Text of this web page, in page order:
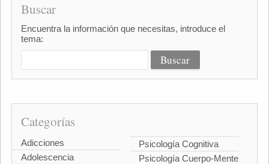
Buscar
Encuentra la información que necesitas, introduce el
tema:
Categorías
Adicciones
Adolescencia
Psicología Cognitiva
Psicología Cuerpo-Mente